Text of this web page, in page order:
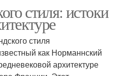
стиля: истоки
стиля
как Норманнский
архитектуре